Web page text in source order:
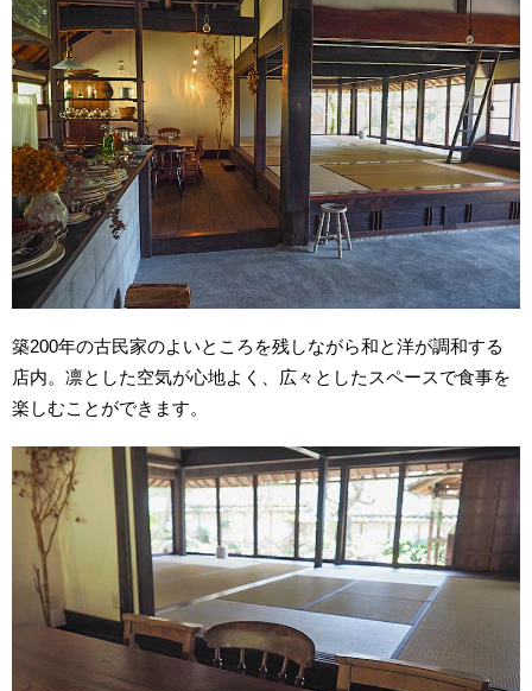
築200年の古民家のよいところを残しながら和と洋が調和する
店内。凛とした空気が心地よく、広々としたスペースで食事を
楽しむことができます。